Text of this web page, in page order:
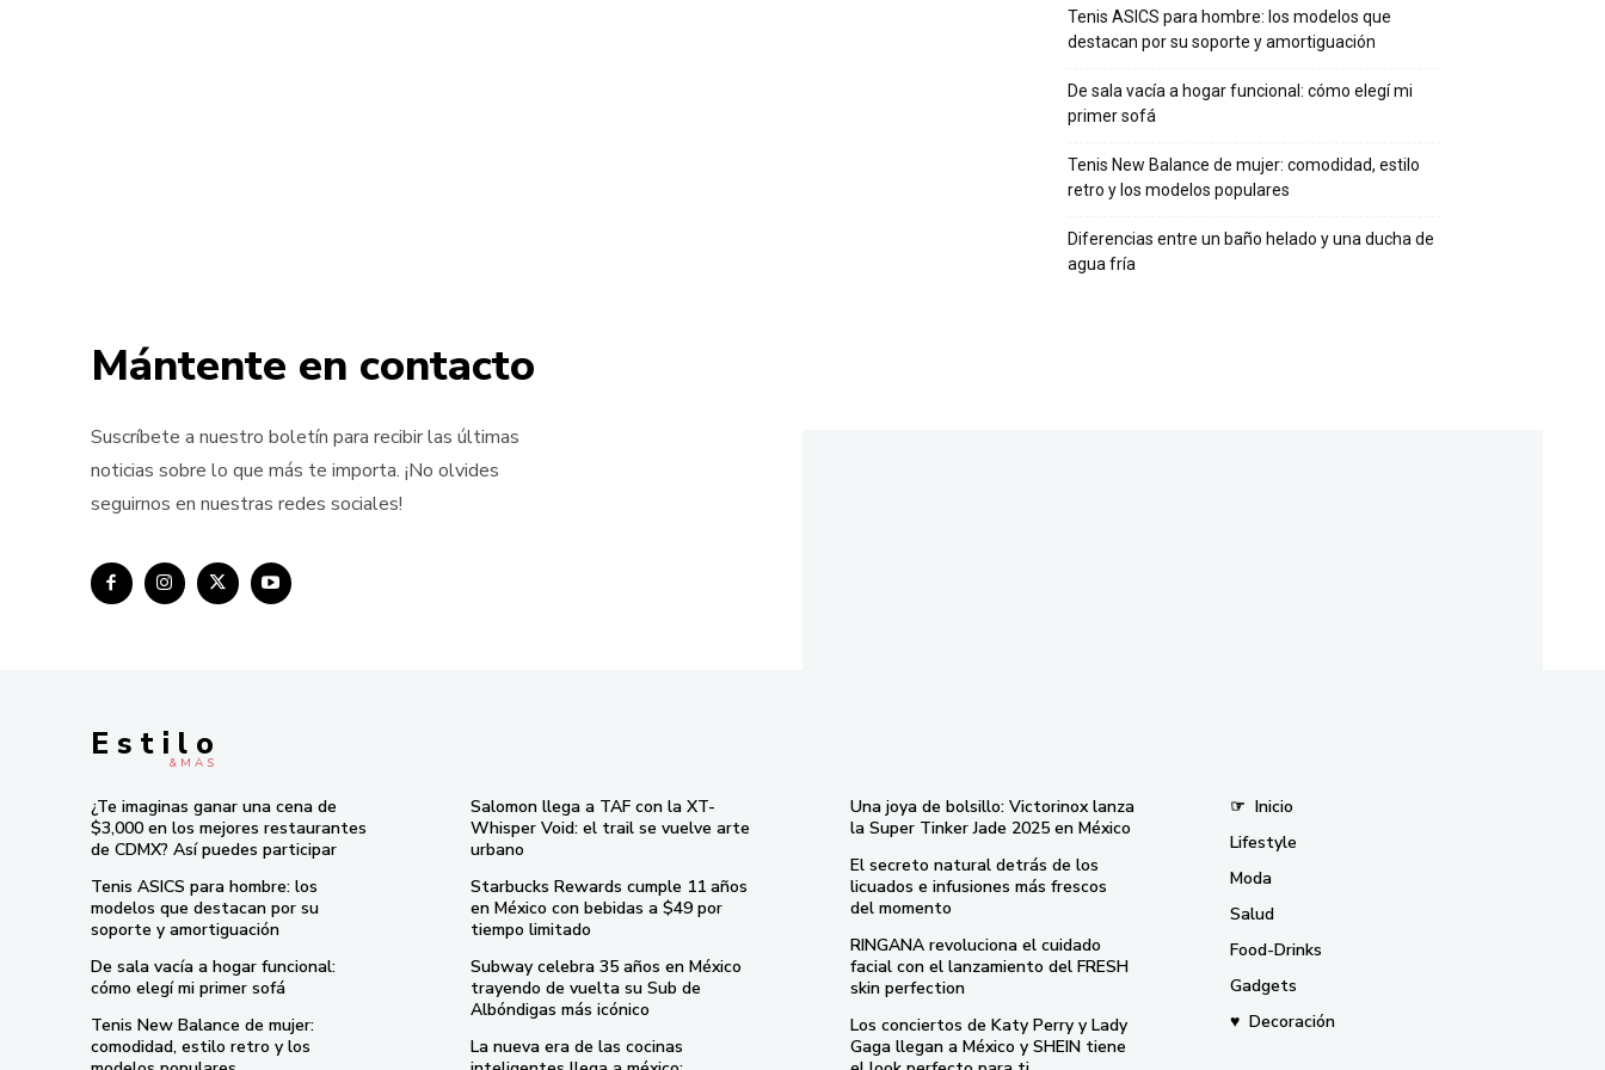
Tenis ASICS para hombre: los modelos que
destacan por su soporte y amortiguación
De sala vacía a hogar funcional: cómo elegí mi
primer sofá
Tenis New Balance de mujer: comodidad, estilo
retro y los modelos populares
Diferencias entre un baño helado y una ducha de
agua fría
Mántente en contacto
Suscríbete a nuestro boletín para recibir las últimas
noticias sobre lo que más te importa. ¡No olvides
seguirnos en nuestras redes sociales!
E s t i l o
& M À S
¿Te imaginas ganar una cena de
$3,000 en los mejores restaurantes
de CDMX? Así puedes participar
Tenis ASICS para hombre: los
modelos que destacan por su
soporte y amortiguación
De sala vacía a hogar funcional:
cómo elegí mi primer sofá
Tenis New Balance de mujer:
comodidad, estilo retro y los
Salomon llega a TAF con la XT-
Whisper Void: el trail se vuelve arte
urbano
Starbucks Rewards cumple 11 años
en México con bebidas a $49 por
tiempo limitado
Subway celebra 35 años en México
trayendo de vuelta su Sub de
Albóndigas más icónico
La nueva era de las cocinas
Una joya de bolsillo: Victorinox lanza
la Super Tinker Jade 2025 en México
El secreto natural detrás de los
licuados e infusiones más frescos
del momento
RINGANA revoluciona el cuidado
facial con el lanzamiento del FRESH
skin perfection
Los conciertos de Katy Perry y Lady
Gaga llegan a México y SHEIN tiene
☞ Inicio
Lifestyle
Moda
Salud
Food-Drinks
Gadgets
♥ Decoración